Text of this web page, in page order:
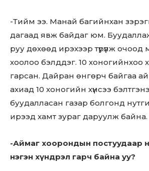
-Тийм ээ. Манай багийнхан
дагаад явж байдаг юм.
руу дөхөөд ирэхээр түрүүлж
хоолоо бэлддэг. 10 хоногийнхоо
гарсан. Дайран өнгөрч байгаа
ахиад 10 хоногийн хүнсээ
буудалласан газар болгонд
ирээд хамт зураг даруулж байна.
-Аймаг хоорондын постуудаар
нэгэн хүндрэл гарч байна уу?